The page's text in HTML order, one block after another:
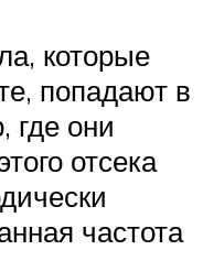
которые
попадают в
где они
отсека
частота